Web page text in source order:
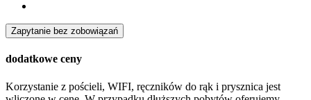
Zapytanie bez zobowiązań
dodatkowe ceny
Korzystanie z pościeli, WIFI, ręczników do rąk i prysznica jest